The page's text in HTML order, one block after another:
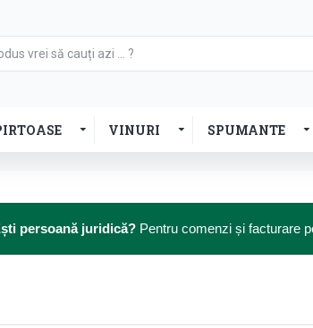
VINURI SPUMANTE
persoană juridică? Pentru comenzi și facturare